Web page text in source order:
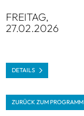
FREI­TAG,
27.02.2026
DETAILS
ZURÜCK ZUM PRO­GRAMM